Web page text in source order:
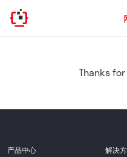
Thanks
产品中心 解决